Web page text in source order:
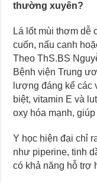
thường xuyên?
Lá lốt mùi thơm dễ
cuốn, nấu canh
Theo ThS.BS
Bệnh viện Trung
lượng đáng kể các
biệt, vitamin E và
oxy hóa mạnh,
Y học hiện đại chỉ
như piperine, tinh
có khả năng hỗ trợ